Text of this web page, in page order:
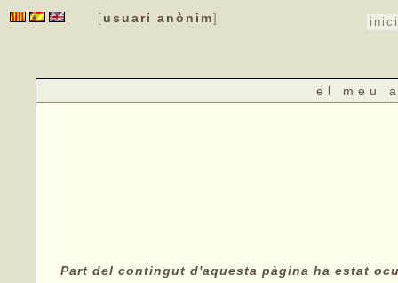
[ usuari anònim] inici
el meu
Part del contingut d'aquesta pàgina ha estat